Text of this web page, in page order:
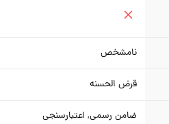
نامشخص
قرض الحسنه
ضامن رسمی, اعتبارسنجی